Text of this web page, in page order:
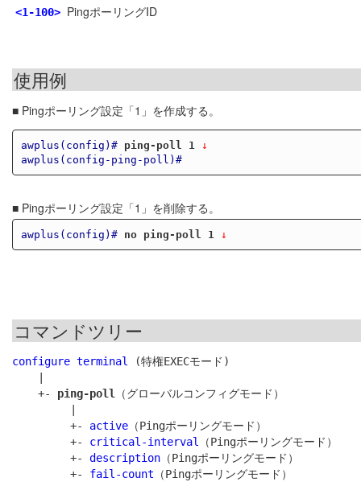
<1-100> PingポーリングID
使用例
■ Pingポーリング設定「1」を作成する。
awplus(config)# ping-poll 1
↓
awplus(config-ping-poll)#
■ Pingポーリング設定「1」を削除する。
awplus(config)# no ping-poll 1 ↓
コマンドツリー
configure terminal
(特権EXECモード)
    +-
ping-poll
（グローバルコンフィグモード）
         +-
active （Pingポーリングモード）
         +-
critical-interval
（Pingポーリングモード）
         +-
description （Pingポーリングモード）
         +-
fail-count （Pingポーリングモード）